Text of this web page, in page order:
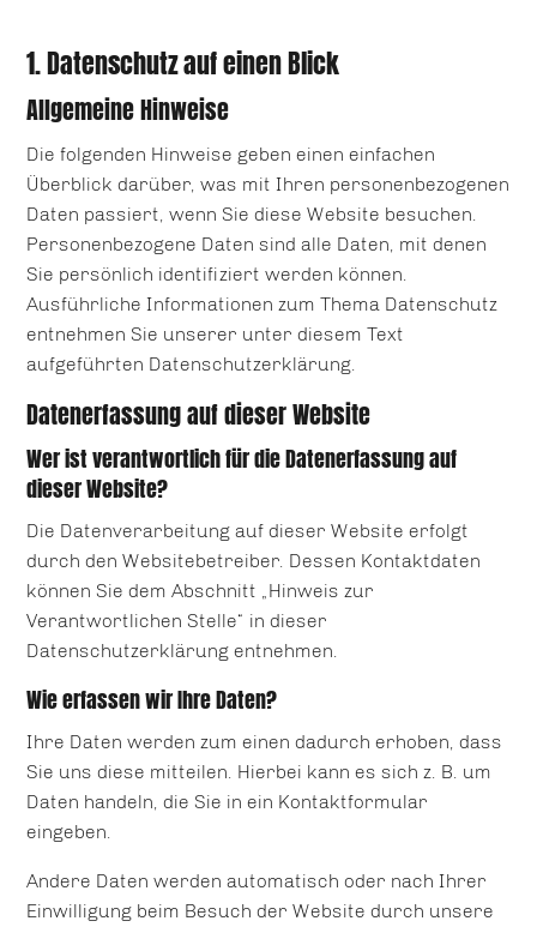
1. Datenschutz auf einen Blick
Allgemeine Hinweise
Die folgenden Hinweise geben einen einfachen
Überblick darüber, was mit Ihren personenbezogenen
Daten passiert, wenn Sie diese Website besuchen.
Personenbezogene Daten sind alle Daten, mit denen
Sie persönlich identifiziert werden können.
Ausführliche Informationen zum Thema Datenschutz
entnehmen Sie unserer unter diesem Text
aufgeführten Datenschutzerklärung.
Datenerfassung auf dieser Website
Wer ist verantwortlich für die Datenerfassung auf
dieser Website?
Die Datenverarbeitung auf dieser Website erfolgt
durch den Websitebetreiber. Dessen Kontaktdaten
können Sie dem Abschnitt „Hinweis zur
Verantwortlichen Stelle“ in dieser
Datenschutzerklärung entnehmen.
Wie erfassen wir Ihre Daten?
Ihre Daten werden zum einen dadurch erhoben, dass
Sie uns diese mitteilen. Hierbei kann es sich z. B. um
Daten handeln, die Sie in ein Kontaktformular
eingeben.
Andere Daten werden automatisch oder nach Ihrer
Einwilligung beim Besuch der Website durch unsere